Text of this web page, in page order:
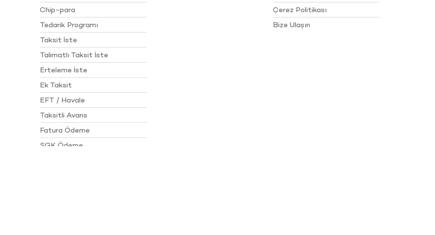
Chip-para
Tedarik Programı
Taksit İste
Talimatlı Taksit İste
Erteleme İste
Ek Taksit
EFT / Havale
Taksitli Avans
Fatura Ödeme
SGK Ödeme
Çerez Politikası
Bize Ulaşın